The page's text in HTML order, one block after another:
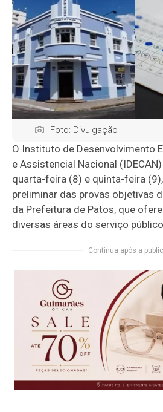
Foto: Divulgação
O Instituto de Desenvolvimento
e Assistencial Nacional
quarta-feira (8) e quinta-feira
preliminar das provas objetivas
da Prefeitura de Patos, que
diversas áreas do serviço
Continua após a